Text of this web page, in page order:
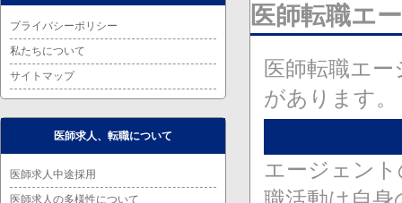
医師転職エ
医師転職エ
があります。
エージェン
プライバシーポリシー
私たちについて
サイトマップ
医師求人、転職について
医師求人中途採用
医師求人の多様性について